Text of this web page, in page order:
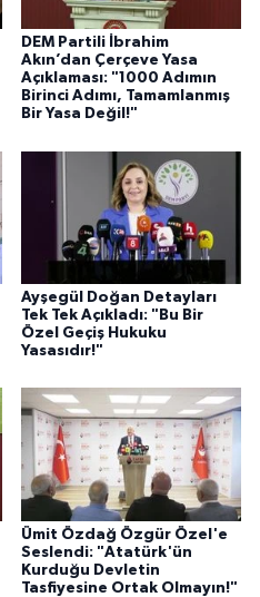
DEM Partili İbrahim
Akın’dan Çerçeve Yasa
Açıklaması: "1000 Adımın
Birinci Adımı, Tamamlanmış
Bir Yasa Değil!"
Ayşegül Doğan Detayları
Tek Tek Açıkladı: "Bu Bir
Özel Geçiş Hukuku
Yasasıdır!"
Ümit Özdağ Özgür Özel'e
Seslendi: "Atatürk'ün
Kurduğu Devletin
Tasfiyesine Ortak Olmayın!"